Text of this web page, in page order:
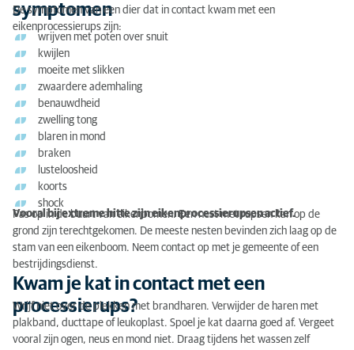
symptomen
De symptomen van een dier dat in contact kwam met een
eikenprocessierups zijn:
wrijven met poten over snuit
kwijlen
moeite met slikken
zwaardere ademhaling
benauwdheid
zwelling tong
blaren in mond
braken
lusteloosheid
koorts
shock
Vooral bij extreme hitte zijn eikenprocessierupsen actief.
Pas op in de buurt van eikenbomen. Een nest met rupsen kan op de
grond zijn terechtgekomen. De meeste nesten bevinden zich laag op de
stam van een eikenboom. Neem contact op met je gemeente of een
bestrijdingsdienst.
Kwam je kat in contact met een
processierups?
Wrijf niet over de plekken met brandharen. Verwijder de haren met
plakband, ducttape of leukoplast. Spoel je kat daarna goed af. Vergeet
vooral zijn ogen, neus en mond niet. Draag tijdens het wassen zelf